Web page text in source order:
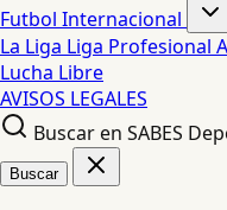
Futbol Internacional
La Liga Liga Profesional
Lucha Libre
AVISOS LEGALES
Buscar en SABES
Buscar